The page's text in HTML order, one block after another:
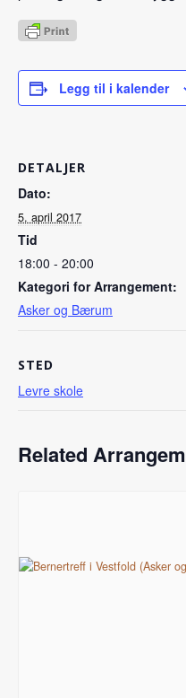
Legg til i kalender
DETALJER
Dato:
5. april 2017
Tid
18:00 - 20:00
Kategori for Arrangement:
Asker og Bærum
STED
Levre skole
Related